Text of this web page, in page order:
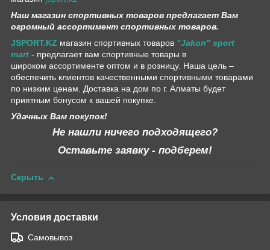
Наш магазин спортивных товаров предлагает Вам
огромный ассортимент спортивных товаров.
JSPORT.KZ магазин спортивных товаров "Jakon" sport
mart - предлагает вам спортивные товары в
широком ассортименте оптом и в розницу. Наша цель –
обеспечить клиентов качественными спортивными товарами
по низким ценам. Доставка на дом по г. Алматы будет
приятным бонусом к вашей покупке.
Удачных Вам покупок!
Не нашли ничего подходящего?
Оставьте заявку - подберем!
Скрыть
Условия доставки
Самовывоз